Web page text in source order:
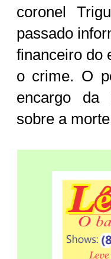
coronel
passado
financeiro do
o crime. O
encargo da
sobre a